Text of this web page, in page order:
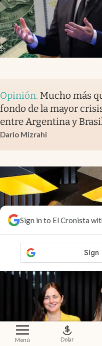
Menú Dolar
Sign in to El Cronista
Opinión. Mucho más
fondo de la mayor
entre Argentina y
Dario Mizrahi